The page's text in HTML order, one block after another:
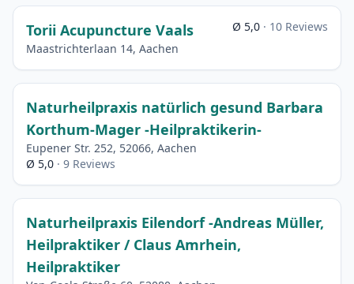
Torii Acupuncture Vaals
Maastrichterlaan 14, Aachen
Ø 5,0 · 10 Reviews
Naturheilpraxis natürlich gesund Barbara
Korthum-Mager -Heilpraktikerin-
Eupener Str. 252, 52066, Aachen
Ø 5,0 · 9 Reviews
Naturheilpraxis Eilendorf -Andreas Müller,
Heilpraktiker / Claus Amrhein,
Heilpraktiker